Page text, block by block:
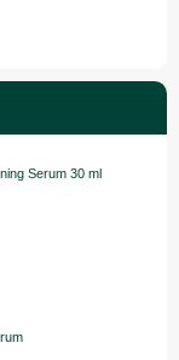
Serum 30 ml